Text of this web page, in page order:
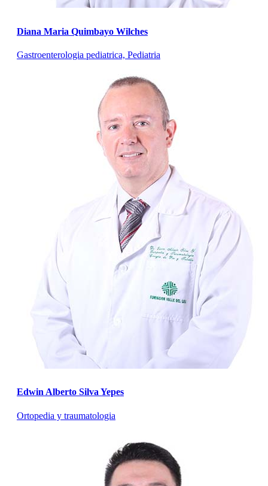
Diana Maria Quimbayo Wilches
Gastroenterologia pediatrica, Pediatria
Edwin Alberto Silva Yepes
Ortopedia y traumatologia